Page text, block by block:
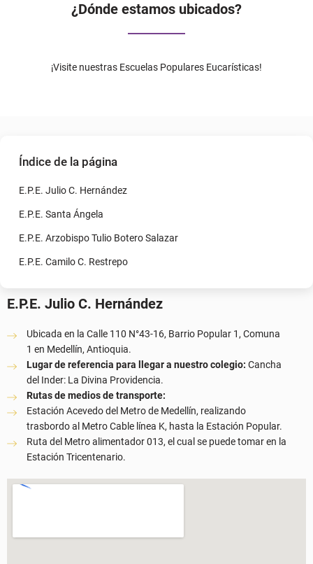
¿Dónde estamos ubicados?
¡Visite nuestras Escuelas Populares Eucarísticas!
Índice de la página
E.P.E. Julio C. Hernández
E.P.E. Santa Ángela
E.P.E. Arzobispo Tulio Botero Salazar
E.P.E. Camilo C. Restrepo
E.P.E. Julio C. Hernández
Ubicada en la Calle 110 N°43-16, Barrio Popular 1, Comuna
1 en Medellín, Antioquia.
Lugar de referencia para llegar a nuestro colegio: Cancha
del Inder: La Divina Providencia.
Rutas de medios de transporte:
Estación Acevedo del Metro de Medellín, realizando
trasbordo al Metro Cable línea K, hasta la Estación Popular.
Ruta del Metro alimentador 013, el cual se puede tomar en la
Estación Tricentenario.